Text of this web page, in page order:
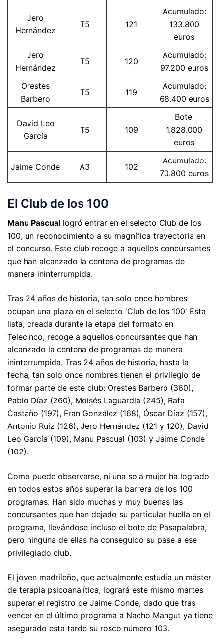
Jero
Hernández
T5 121
Acumulado:
133.800
euros
Jero
Hernández
T5 120
Acumulado:
97.200 euros
Orestes
Barbero
T5 119
Acumulado:
68.400 euros
David Leo
García
T5 109
Bote:
1.828.000
euros
Jaime Conde A3 102
Acumulado:
70.800 euros
El Club de los 100
Manu Pascual logró entrar en el selecto Club de los
100, un reconocimiento a su magnífica trayectoria en
el concurso. Este club recoge a aquellos concursantes
que han alcanzado la centena de programas de
manera ininterrumpida.
Tras 24 años de historia, tan solo once hombres
ocupan una plaza en el selecto 'Club de los 100' Esta
lista, creada durante la etapa del formato en
Telecinco, recoge a aquellos concursantes que han
alcanzado la centena de programas de manera
ininterrumpida. Tras 24 años de historia, hasta la
fecha, tan solo once nombres tienen el privilegio de
formar parte de este club: Orestes Barbero (360),
Pablo Díaz (260), Moisés Laguardia (245), Rafa
Castaño (197), Fran González (168), Óscar Díaz (157),
Antonio Ruiz (126), Jero Hernández (121 y 120), David
Leo García (109), Manu Pascual (103) y Jaime Conde
(102).
Como puede observarse, ni una sola mujer ha logrado
en todos estos años superar la barrera de los 100
programas. Han sido muchas y muy buenas las
concursantes que han dejado su particular huella en el
programa, llevándose incluso el bote de Pasapalabra,
pero ninguna de ellas ha conseguido su pase a ese
privilegiado club.
El joven madrileño, que actualmente estudia un máster
de terapia psicoanalítica, logrará este mismo martes
superar el registro de Jaime Conde, dado que tras
vencer en el último programa a Nacho Mangut ya tiene
asegurado esta tarde su rosco número 103.